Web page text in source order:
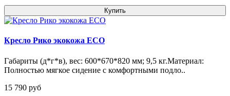
Купить
Кресло Рико экокожа ECO
Габариты (д*г*в), вес: 600*670*820 мм; 9,5 кг.Материал:
Полностью мягкое сидение с комфортными подло..
15 790 pуб